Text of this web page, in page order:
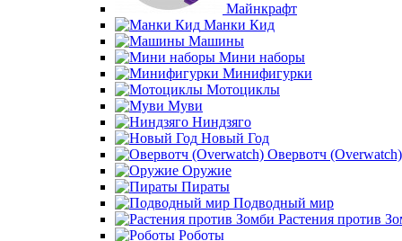
Майнкрафт
Манки Кид
Машины
Мини наборы
Минифигурки
Мотоциклы
Муви
Ниндзяго
Новый Год
Овервотч (Overwatch)
Оружие
Пираты
Подводный мир
Растения против
Роботы